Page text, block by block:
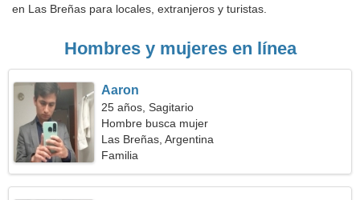
en Las Breñas para locales, extranjeros y turistas.
Hombres y mujeres en línea
Aaron
25 años, Sagitario
Hombre busca mujer
Las Breñas, Argentina
Familia